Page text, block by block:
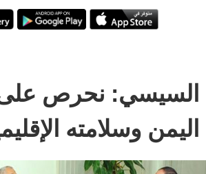
السيسي: نحرص
اليمن وسلامته